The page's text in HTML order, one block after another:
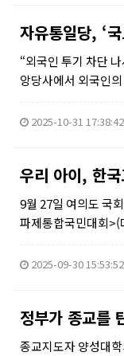
자유통일당, ‘
“외국인 투기 차단
앙당사에서 외국인
일당 사무부총장은 “
2025-10-31 17:38:42
우리 아이, 한
9월 27일 여의도 국
파제통합국민대회>(
목사, 신상철 목사,
2025-09-30 15:53:52
정부가 종교를
종교지도자 양성대